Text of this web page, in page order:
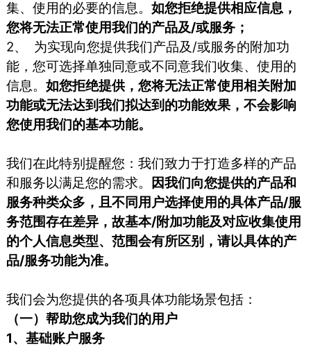
集、使用的必要的信息。如您拒绝提供相应信息，
您将无法正常使用我们的产品及/或服务；
2、 为实现向您提供我们产品及/或服务的附加功
能，您可选择单独同意或不同意我们收集、使用的
信息。如您拒绝提供，您将无法正常使用相关附加
功能或无法达到我们拟达到的功能效果，不会影响
您使用我们的基本功能。
我们在此特别提醒您：我们致力于打造多样的产品
和服务以满足您的需求。
因我们向您提供的产品和
服务种类众多，且不同用户选择使用的具体产品/服
务范围存在差异，故基本/附加功能及对应收集使用
的个人信息类型、范围会有所区别，请以具体的产
品/服务功能为准。
我们会为您提供的各项具体功能场景包括：
（一）帮助您成为我们的用户
1、基础账户服务